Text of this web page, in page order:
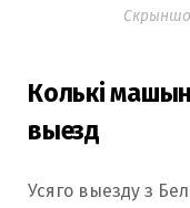
Колькі
выезд
Усяго выезду з